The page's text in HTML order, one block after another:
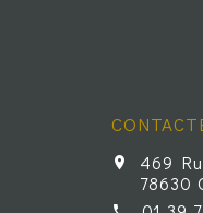
469
78630